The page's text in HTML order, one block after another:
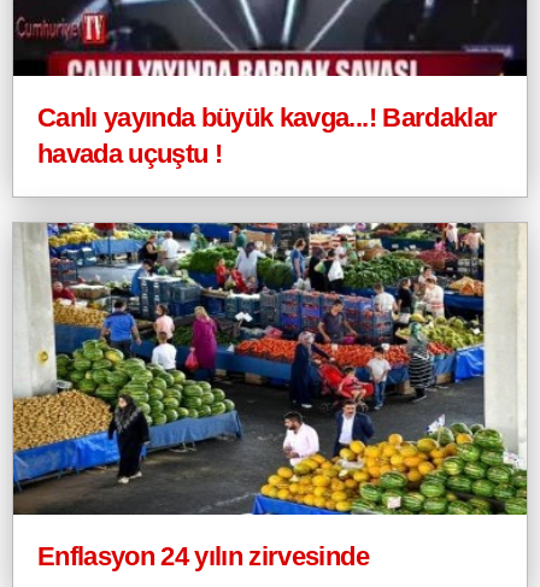
Canlı yayında büyük kavga...! Bardaklar
havada uçuştu !
Enflasyon 24 yılın zirvesinde